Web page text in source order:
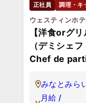
正社員 調理・キ
ウェスティンホ
【洋食orグ
（デミシェ
Chef de
みなとみら
月給 /